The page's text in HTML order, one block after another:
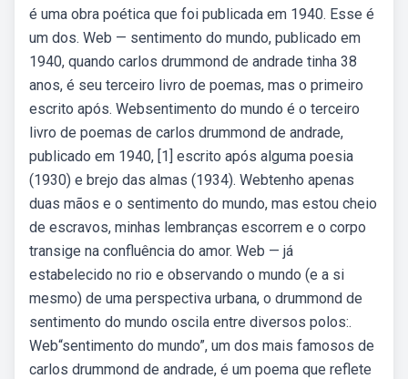
é uma obra poética que foi publicada em 1940. Esse é
um dos. Web — sentimento do mundo, publicado em
1940, quando carlos drummond de andrade tinha 38
anos, é seu terceiro livro de poemas, mas o primeiro
escrito após. Websentimento do mundo é o terceiro
livro de poemas de carlos drummond de andrade,
publicado em 1940, [1] escrito após alguma poesia
(1930) e brejo das almas (1934). Webtenho apenas
duas mãos e o sentimento do mundo, mas estou cheio
de escravos, minhas lembranças escorrem e o corpo
transige na confluência do amor. Web — já
estabelecido no rio e observando o mundo (e a si
mesmo) de uma perspectiva urbana, o drummond de
sentimento do mundo oscila entre diversos polos:.
Web“sentimento do mundo”, um dos mais famosos de
carlos drummond de andrade, é um poema que reflete